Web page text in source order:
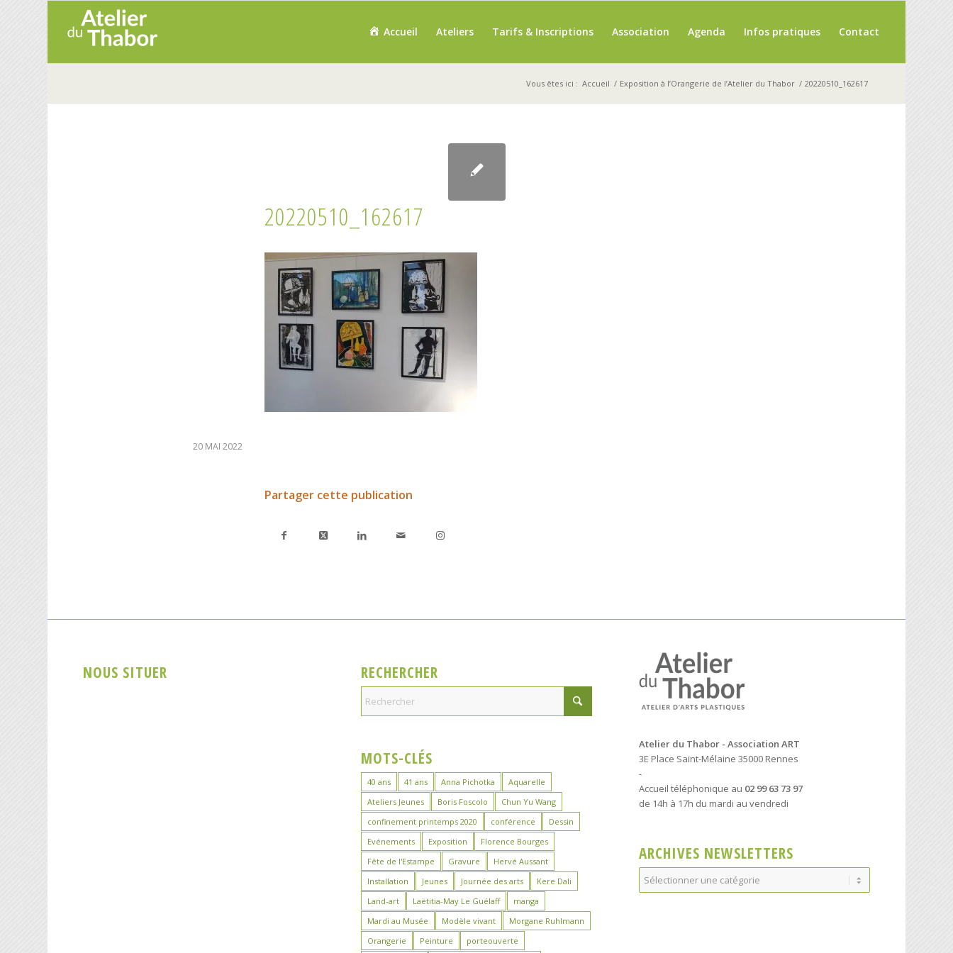
Accueil Ateliers Tarifs & Inscriptions Association Agenda Infos pratiques Contact
Vous êtes ici : Accueil / Exposition à l’Orangerie de l’Atelier du Thabor / 20220510_162617
20220510_162617
20 MAI 2022
Partager cette publication
NOUS SITUER RECHERCHER
MOTS-CLÉS
40 ans 41 ans Anna Pichotka
Aquarelle
Ateliers Jeunes
Boris Foscolo
Chun Yu Wang
confinement printemps 2020
conférence
Dessin
Evénements
Exposition
Florence Bourges
Fête de l'Estampe
Gravure
Hervé Aussant
Installation
Jeunes Journée des arts
Kere Dali
Land-art
Laëtitia-May Le Guélaff
manga
Mardi au Musée
Modèle vivant
Morgane Ruhlmann
Orangerie
Peinture porteouverte
Atelier du Thabor - Association ART
3E Place Saint-Mélaine 35000 Rennes
-
Accueil téléphonique au 02 99 63 73 97
de 14h à 17h du mardi au vendredi
ARCHIVES NEWSLETTERS
Archives
Newsletters